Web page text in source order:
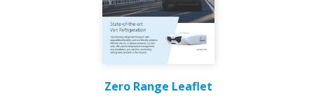
Zero Range Leaflet